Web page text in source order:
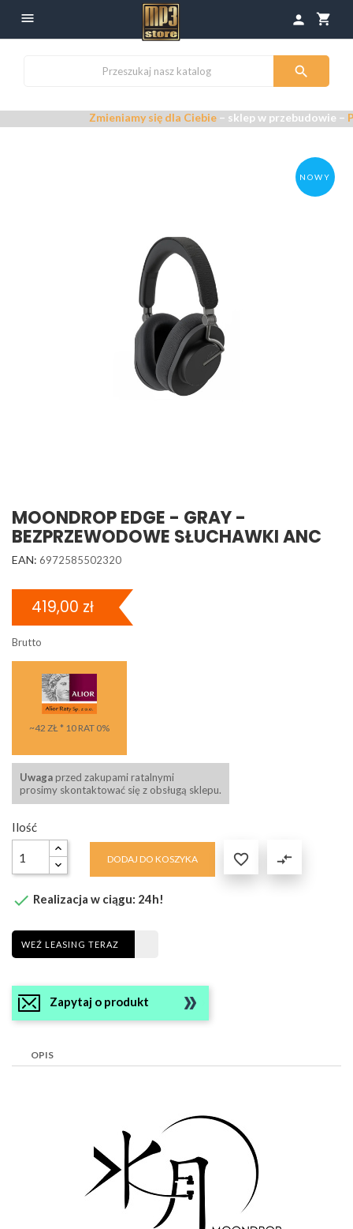
 shopping_cart
person

Zmieniamy się dla Ciebie– sklep w przebudowie –
NOWY
MOONDROP EDGE - GRAY -
BEZPRZEWODOWE SŁUCHAWKI ANC
EAN: 6972585502320
419,00 zł
Brutto
~42 ZŁ * 10 RAT 0%
Uwaga przed zakupami ratalnymi
prosimy skontaktować się z obsługą sklepu.
Ilość
DODAJ DO KOSZYKA  compare_arrows
 Realizacja w ciągu: 24h!
WEŹ LEASING TERAZ
Zapytaj o produkt
OPIS